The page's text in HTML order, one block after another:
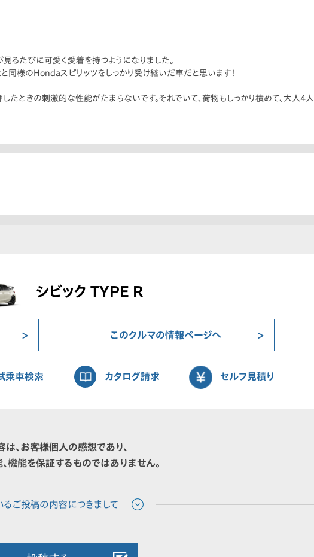
るたびに可愛く愛着を持つようになりました。
同様のHondaスピリッツをしっかり受け継いだ車だと思います！
たときの刺激的な性能がたまらないです。それでいて、荷物もしっかり積めて、大人4人
シビック TYPE R
このクルマの情報ページへ
乗車検索 カタログ請求 セルフ見積り
は、お客様個人の感想であり、
機能を保証するものではありません。